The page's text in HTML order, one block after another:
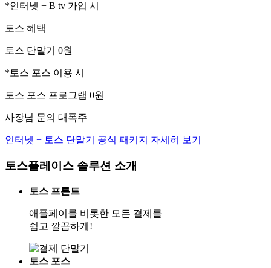
*인터넷 + B tv 가입 시
토스 혜택
토스 단말기 0원
*토스 포스 이용 시
토스 포스 프로그램 0원
사장님 문의 대폭주
인터넷 + 토스 단말기 공식 패키지 자세히 보기
토스플레이스 솔루션 소개
토스 프론트
애플페이를 비롯한 모든 결제를
쉽고 깔끔하게!
토스 포스